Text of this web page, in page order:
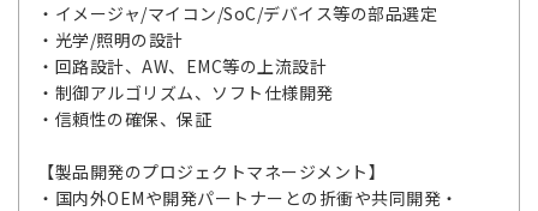
・イメージャ/マイコン/SoC/デバイス等の部品選定
・光学/照明の設計
・回路設計、AW、EMC等の上流設計
・制御アルゴリズム、ソフト仕様開発
・信頼性の確保、保証
【製品開発のプロジェクトマネージメント】
・国内外OEMや開発パートナーとの折衝や共同開発・